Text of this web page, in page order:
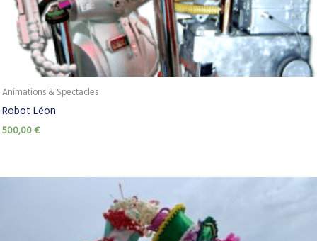
Animations & Spectacles
Robot Léon
500,00€